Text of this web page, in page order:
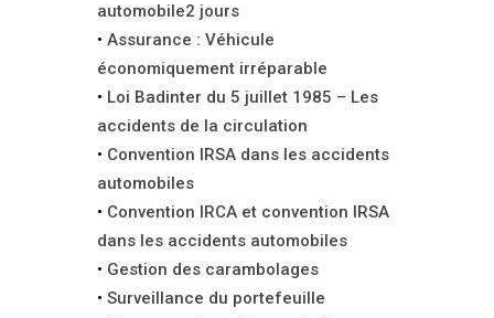
automobile2 jours
Assurance : Véhicule
économiquement irréparable
Loi Badinter du 5 juillet 1985 – Les
accidents de la circulation
Convention IRSA dans les accidents
automobiles
Convention IRCA et convention IRSA
dans les accidents automobiles
Gestion des carambolages
Surveillance du portefeuille